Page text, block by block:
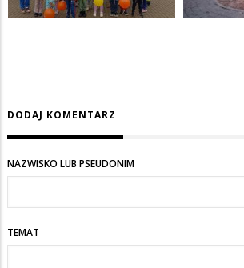
DODAJ KOMENTARZ
NAZWISKO LUB PSEUDONIM
TEMAT